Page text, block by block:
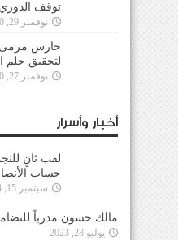
توقف الدوري
نوفمبر 29, 2020
حارس مرمى
لتحقيق حلم
نوفمبر 27, 2020
أخبار وأسرار
لقب ثانٍ
حساب
سبتمبر 15, 2024
مالك حسون مدرباً
يوليو 28, 2023